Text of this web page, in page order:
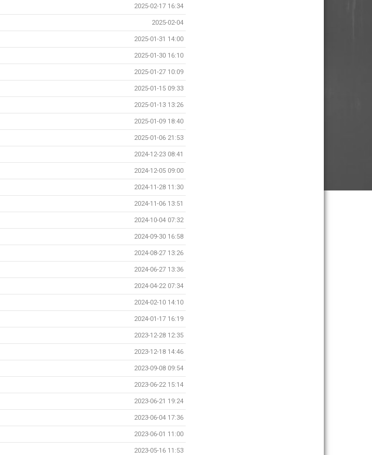
2025-02-17 16:34
2025-02-04
2025-01-31 14:00
2025-01-30 16:10
2025-01-27 10:09
2025-01-15 09:33
2025-01-13 13:26
2025-01-09 18:40
2025-01-06 21:53
2024-12-23 08:41
2024-12-05 09:00
2024-11-28 11:30
2024-11-06 13:51
2024-10-04 07:32
2024-09-30 16:58
2024-08-27 13:26
2024-06-27 13:36
2024-04-22 07:34
2024-02-10 14:10
2024-01-17 16:19
2023-12-28 12:35
2023-12-18 14:46
2023-09-08 09:54
2023-06-22 15:14
2023-06-21 19:24
2023-06-04 17:36
2023-06-01 11:00
2023-05-16 11:53